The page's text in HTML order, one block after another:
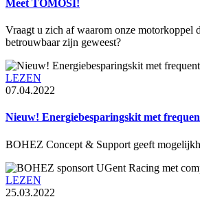
Meet TOMOSI!
Vraagt u zich af waarom onze motorkoppel
betrouwbaar zijn geweest?
LEZEN
07.04.2022
Nieuw! Energiebesparingskit met
BOHEZ Concept & Support geeft
LEZEN
25.03.2022